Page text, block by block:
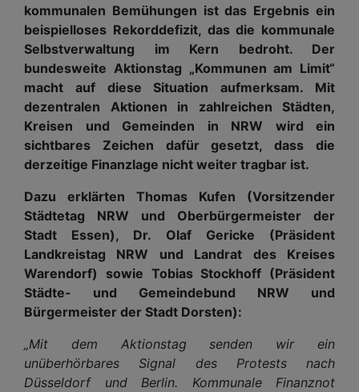
kommunalen Bemühungen ist das Ergebnis ein
beispielloses Rekorddefizit, das die kommunale
Selbstverwaltung im Kern bedroht. Der
bundesweite Aktionstag „Kommunen am Limit“
macht auf diese Situation aufmerksam. Mit
dezentralen Aktionen in zahlreichen Städten,
Kreisen und Gemeinden in NRW wird ein
sichtbares Zeichen dafür gesetzt, dass die
derzeitige Finanzlage nicht weiter tragbar ist.
Dazu erklärten Thomas Kufen (Vorsitzender
Städtetag NRW und Oberbürgermeister der
Stadt Essen), Dr. Olaf Gericke (Präsident
Landkreistag NRW und Landrat des Kreises
Warendorf) sowie Tobias Stockhoff (Präsident
Städte- und Gemeindebund NRW und
Bürgermeister der Stadt Dorsten):
„Mit dem Aktionstag senden wir ein
unüberhörbares Signal des Protests nach
Düsseldorf und Berlin. Kommunale Finanznot